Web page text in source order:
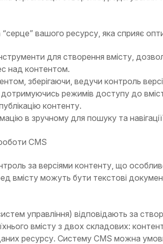
вашого ресурсу, яка сприяє
для створення вмісту,
над контентом.
зберігаючи, ведучи контроль
режимів доступу до
контенту.
в зручному для пошуку та
CMS
за версіями контенту, що
вмісту можуть бути текстові
управління) відповідають за
їхнього вмісту з двох складових:
ресурсу. Систему CMS можна